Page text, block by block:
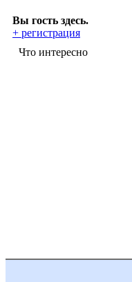
Вы гость здесь.
+ регистрация
Что интересно